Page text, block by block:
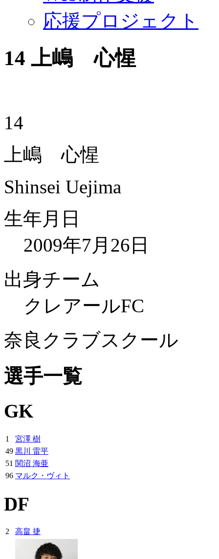
応援プロジェクト
14 上嶋 心惺
14
上嶋 心惺
Shinsei Uejima
生年月日
2009年7月26日
出身チーム
クレアールFC
奈良クラブスクール
選手一覧
GK
1
宮澤 樹
49 黒川 雷平
51 関沼 海亜
96 マルク・ヴィト
DF
2 高畠 捷